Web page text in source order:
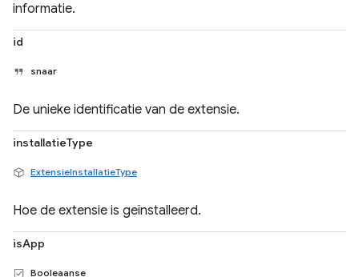
informatie.
id
snaar
De unieke identificatie van de extensie.
installatieType
ExtensieInstallatieType
Hoe de extensie is geïnstalleerd.
isApp
Booleaanse